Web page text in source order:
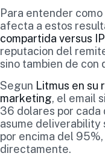
Para entender
afecta a estos
compartida versus
reputacion del
sino tambien de
Segun Litmus en su
marketing, el email
36 dolares por cada
asume deliverability
por encima del
directamente.